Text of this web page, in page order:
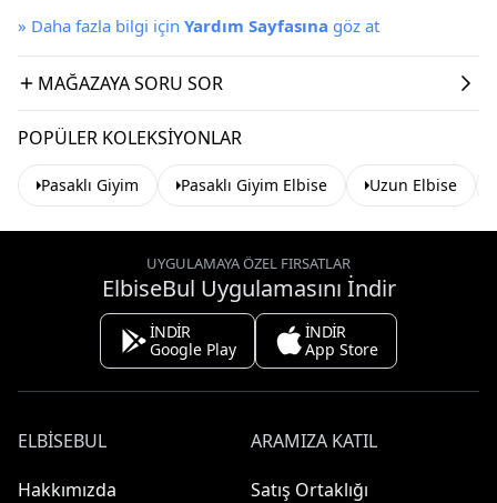
» Daha fazla bilgi için Yardım Sayfasına göz at
MAĞAZAYA SORU SOR
POPÜLER KOLEKSIYONLAR
Pasaklı Giyim Pasaklı Giyim Elbise Uzun Elbise
UYGULAMAYA ÖZEL FIRSATLAR
ElbiseBul Uygulamasını İndir
İNDİR
Google Play
İNDİR
App Store
ELBISEBUL
Hakkımızda
ARAMIZA KATIL
Satış Ortaklığı